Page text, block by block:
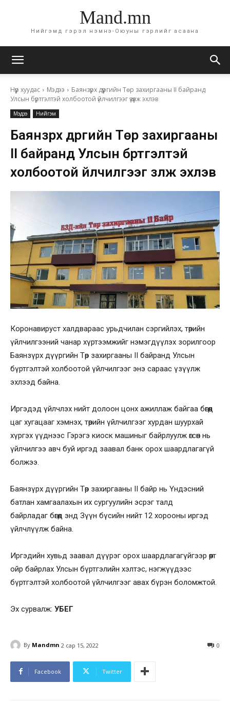
Mand.mn
Нийгэмд гэрэл нэмнэ-Оюуны гэрлийг асаана
Нүүр хуудас Мэдээ
Баянзүрх дүүргийн Төр захиргааны II байранд
Улсын бүртгэлтэй холбоотой үйлчилгээг үзүүлж эхлэв
Мэдээ Нийгэм
Баянзүрх дүүргийн Төр захиргааны
II байранд Улсын бүртгэлтэй
холбоотой үйлчилгээг үзүүлж эхлэв
Коронавируст халдвараас урьдчилан сэргийлэх, төрийн
үйлчилгээний чанар хүртээмжийг нэмэгдүүлэх зорилгоор
Баянзүрх дүүргийн Төр захиргааны II байранд Улсын
бүртгэлтэй холбоотой үйлчилгээг энэ сараас үзүүлж
эхлээд байна.
Иргэдэд үйлчлэх нийт долоон цонх ажиллаж байгаа бөгөөд
цаг хугацааг хэмнэх, төрийн үйлчилгээг хурдан шуурхай
хүргэх үүднээс Гэрэгэ киоск машиныг байрлуулж өгсөн нь
үйлчилгээ авч буй иргэд заавал банк орох шаардлагагүй
болжээ.
Баянзүрх дүүргийн Төр захиргааны II байр нь Үндэсний
батлан хамгаалахын их сургуулийн эсрэг талд
байрладаг бөгөөд энд Зүүн бүсийн нийт 12 хорооны иргэд
үйлчлүүлж байна.
Иргэдийн хувьд заавал дүүрэг орох шаардлагагүйгээр өөрт
ойр байрлах Улсын бүртгэлийн хэлтэс, нэгжүүдээс
бүртгэлтэй холбоотой үйлчилгээг авах бүрэн боломжтой.
Эх сурвалж: УБЕГ
By Mandmn 2 сар 15, 2022 0
Facebook Twitter